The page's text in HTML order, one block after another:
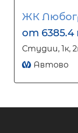
ЖК
от 6385.4
Студии, 1к,
Автово